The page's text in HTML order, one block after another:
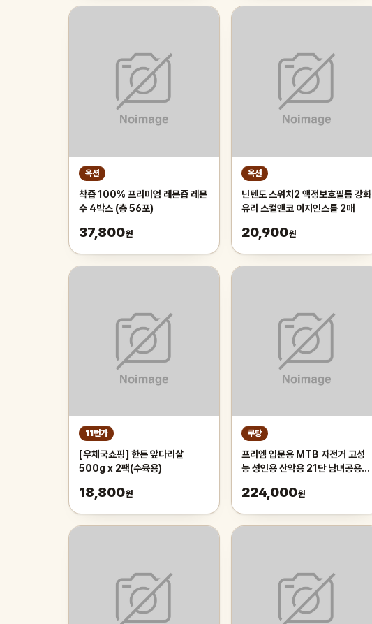
옥션
착즙 100% 프리미엄 레몬즙 레몬
수 4박스 (총 56포)
37,800원
옥션
닌텐도 스위치2 액정보호필름 강화
유리 스컬앤코 이지인스톨 2매
20,900원
11번가
[우체국쇼핑] 한돈 앞다리살
500g x 2팩(수육용)
18,800원
쿠팡
프리엠 입문용 MTB 자전거 고성
능 성인용 산악용 21단 남녀공용
175cm, 그레이 오렌지/21단/26
224,000원